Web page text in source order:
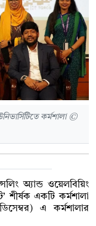
কর্মশালা ©
অ্যান্ড ওয়েলবিয়িং
শীর্ষক একটি কর্মশালা
এ কর্মশালার